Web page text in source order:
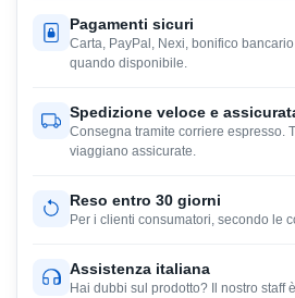
Pagamenti sicuri
Carta, PayPal, Nexi, bonifico
quando disponibile.
Spedizione veloce e
Consegna tramite corriere espresso.
viaggiano assicurate.
Reso entro 30 giorni
Per i clienti consumatori, secondo le
Assistenza italiana
Hai dubbi sul prodotto? Il nostro staff